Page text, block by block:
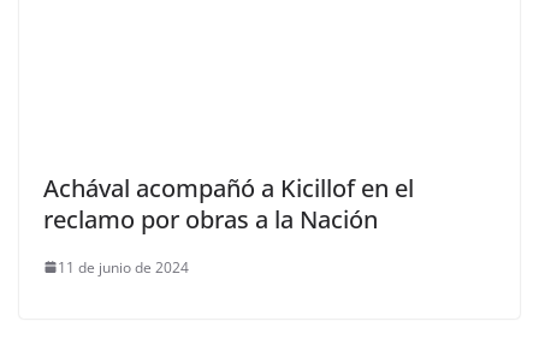
Achával acompañó a Kicillof en el
reclamo por obras a la Nación
11 de junio de 2024